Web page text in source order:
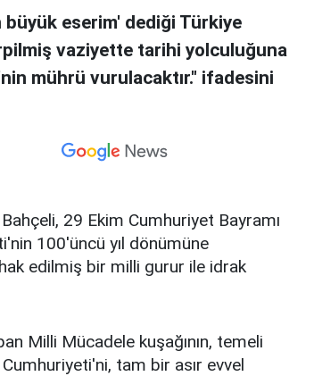
büyük eserim' dediği Türkiye
vaziyette tarihi yolculuğuna
mührü vurulacaktır." ifadesini
29 Ekim Cumhuriyet Bayramı
100'üncü yıl dönümüne
hak edilmiş bir milli gurur ile idrak
Milli Mücadele kuşağının, temeli
tam bir asır evvel